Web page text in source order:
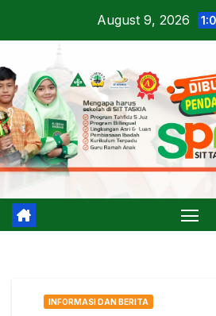
August 9, 2026
INFORMASI DAN BERITA